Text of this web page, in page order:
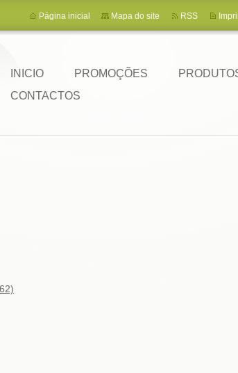
INICIO PROMOÇÕES
CONTACTOS
Página inicial Mapa do site RSS